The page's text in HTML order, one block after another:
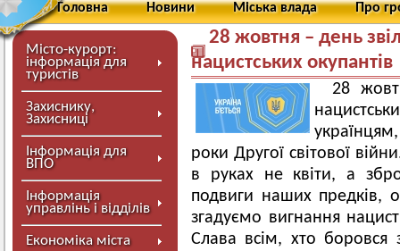
Головна Новини Міська влада Про
Місто-курорт:
інформація для
туристів
Захиснику,
Захисниці
Інформація для
ВПО
Інформація
управлінь і відділів
Економіка міста
28 жовтня – день
нацистських окупантів
28
роки Другої світової
в руках не квіти, а
подвиги наших предків,
згадуємо вигнання
Слава всім, хто боровся